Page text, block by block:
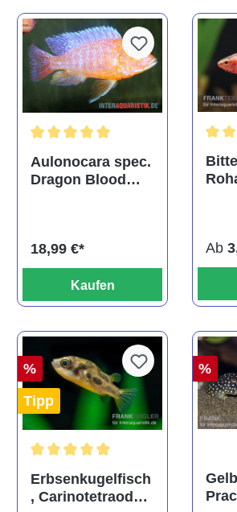
Durchschnittliche Bewertung von 5
Aulonocara spec.
Dragon Blood
18,99 €*
Kaufen
Ab
%
Tipp
Durchschnittliche Bewertung von 5
Erbsenkugelfisch
, Carinotetraodon
%